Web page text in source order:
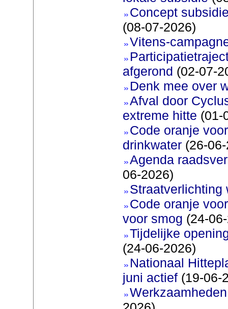
Concept
(08-07-2026)
Vitens-
afgerond (02-07-
Denk mee over
Afval door
extreme hitte (01-
Code oranje
drinkwater(26-06-
Agenda
06-2026)
Straatverlichting
Code oranje
voor smog (24-
Tijdelijke
(24-06-2026)
Nationaal
juni actief(19-06-